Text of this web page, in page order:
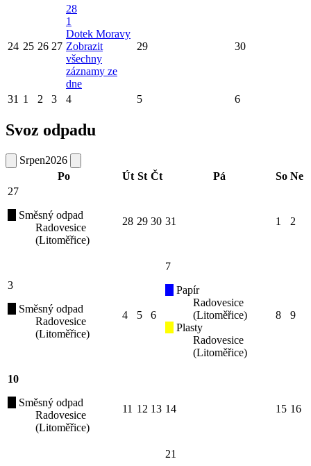
24 25 26 27
28
1
Dotek Moravy
Zobrazit
všechny
záznamy ze
dne
29 30
31 1 2 3 4 5 6
Svoz odpadu
Srpen2026
Po
Út St Čt Pá So Ne
27
Směsný odpad
Radovesice
(Litoměřice)
28 29 30 31 1 2
3
Směsný odpad
Radovesice
(Litoměřice)
4 5 6
7
Papír
Radovesice
(Litoměřice)
Plasty
Radovesice
(Litoměřice)
8 9
10
Směsný odpad
Radovesice
(Litoměřice)
11 12 13 14 15 16
21